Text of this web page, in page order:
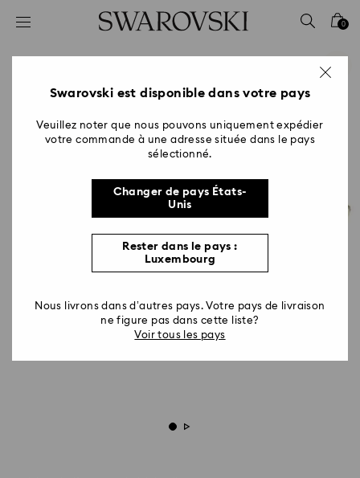
Accesskeys list
2 - Footer
0
Swarovski est disponible dans votre pays
Veuillez noter que nous pouvons uniquement expédier
votre commande à une adresse située dans le pays
sélectionné.
Changer de pays États-
Unis
Rester dans le pays :
Luxembourg
Nous livrons dans d’autres pays. Votre pays de livraison
ne figure pas dans cette liste?
Voir tous les pays